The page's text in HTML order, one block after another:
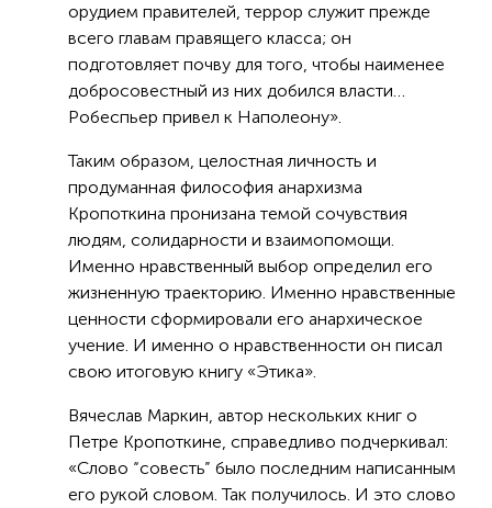
орудием правителей, террор служит прежде
всего главам правящего класса; он
подготовляет почву для того, чтобы наименее
добросовестный из них добился власти…
Робеспьер привел к Наполеону».
Таким образом, целостная личность и
продуманная философия анархизма
Кропоткина пронизана темой сочувствия
людям, солидарности и взаимопомощи.
Именно нравственный выбор определил его
жизненную траекторию. Именно нравственные
ценности сформировали его анархическое
учение. И именно о нравственности он писал
свою итоговую книгу «Этика».
Вячеслав Маркин, автор нескольких книг о
Петре Кропоткине, справедливо подчеркивал:
«Слово “совесть” было последним написанным
его рукой словом. Так получилось. И это слово